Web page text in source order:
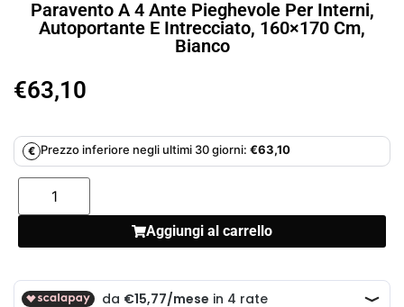
Paravento A 4 Ante Pieghevole Per Interni,
Autoportante E Intrecciato, 160×170 Cm,
Bianco
€63,10
€ Prezzo inferiore negli ultimi 30 giorni: €63,10
Aggiungi al carrello